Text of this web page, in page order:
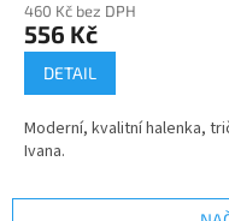
460 Kč bez DPH
556 Kč
DETAIL
Moderní, kvalitní halenka,
Ivana.